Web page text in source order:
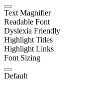
Text Magnifier
Readable Font
Dyslexia Friendly
Highlight Titles
Highlight Links
Font Sizing
Default